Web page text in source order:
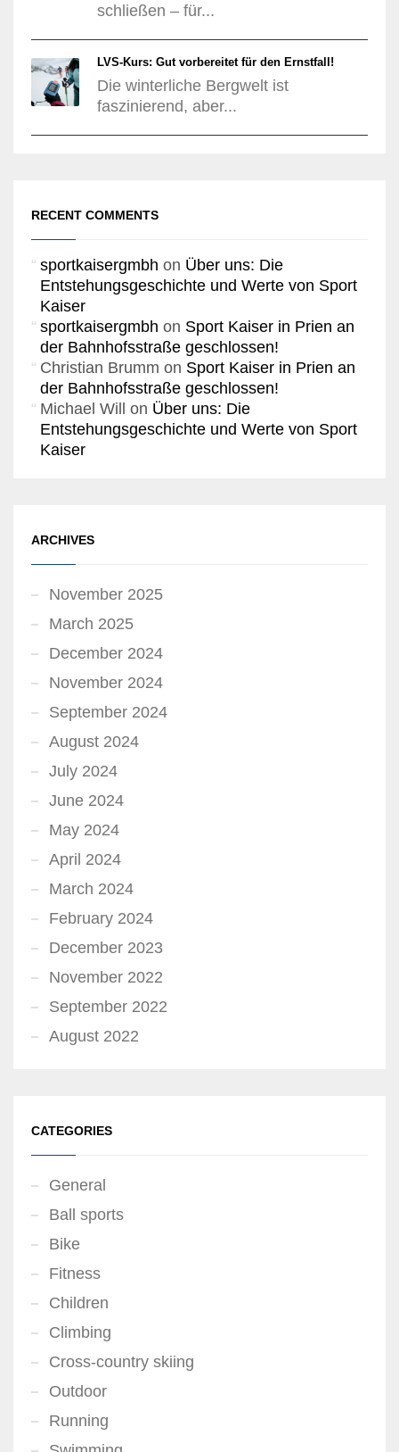
schließen – für...
LVS-Kurs: Gut vorbereitet für den Ernstfall!
Die winterliche Bergwelt ist
faszinierend, aber...
RECENT COMMENTS
sportkaisergmbh on Über uns: Die
Entstehungsgeschichte und Werte von Sport
Kaiser
sportkaisergmbh on Sport Kaiser in Prien an
der Bahnhofsstraße geschlossen!
Christian Brumm on Sport Kaiser in Prien an
der Bahnhofsstraße geschlossen!
Michael Will on Über uns: Die
Entstehungsgeschichte und Werte von Sport
Kaiser
ARCHIVES
November 2025
March 2025
December 2024
November 2024
September 2024
August 2024
July 2024
June 2024
May 2024
April 2024
March 2024
February 2024
December 2023
November 2022
September 2022
August 2022
CATEGORIES
General
Ball sports
Bike
Fitness
Children
Climbing
Cross-country skiing
Outdoor
Running